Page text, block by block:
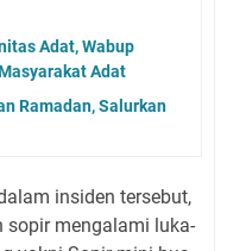
Adat, Wabup
Adat
Ramadan, Salurkan
insiden tersebut,
sopir mengalami luka-